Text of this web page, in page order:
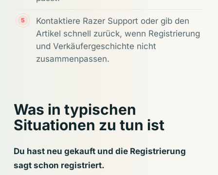
Kontaktiere Razer Support oder gib den
Artikel schnell zurück, wenn Registrierung
und Verkäufergeschichte nicht
zusammenpassen.
Was in typischen
Situationen zu tun ist
Du hast neu gekauft und die Registrierung
sagt schon registriert.